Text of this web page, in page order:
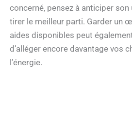
concerné, pensez à anticiper
tirer le meilleur parti. Garder un
aides disponibles peut
d’alléger encore davantage vos
l’énergie.